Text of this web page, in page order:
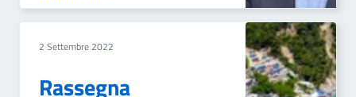
2 Settembre 2022
Rassegna